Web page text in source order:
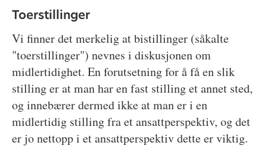
Toerstillinger
Vi finner det merkelig at bistillinger (såkalte
"toerstillinger") nevnes i diskusjonen om
midlertidighet. En forutsetning for å få en slik
stilling er at man har en fast stilling et annet sted,
og innebærer dermed ikke at man er i en
midlertidig stilling fra et ansattperspektiv, og det
er jo nettopp i et ansattperspektiv dette er viktig.